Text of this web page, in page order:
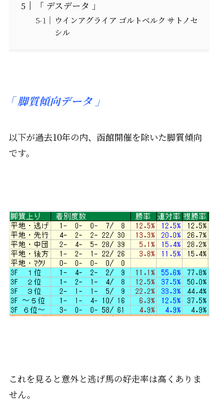
「 デスデータ 」
ウインアグライア ゴルトベルク サトノセ
シル
「脚質傾向データ 」
以下が過去10年の内、函館開催を除いた脚質傾向
です。
これを見ると意外と逃げ馬の好走率は高くありま
せん。